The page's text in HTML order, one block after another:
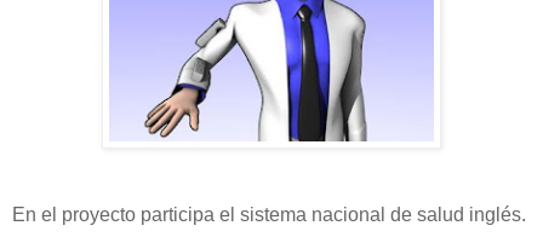
En el proyecto participa el sistema nacional de salud inglés.